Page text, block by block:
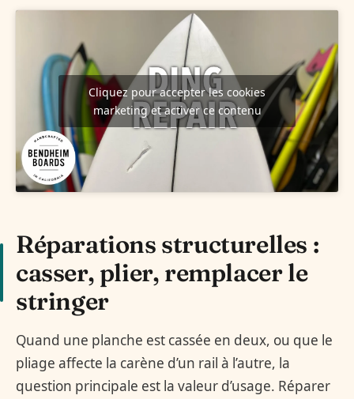
Cliquez pour accepter les cookies
marketing et activer ce contenu
Réparations structurelles :
casser, plier, remplacer le
stringer
Quand une planche est cassée en deux, ou que le
pliage affecte la carène d’un rail à l’autre, la
question principale est la valeur d’usage. Réparer